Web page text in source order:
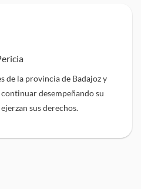
de la provincia de Badajoz y
desempeñando su
sus derechos.